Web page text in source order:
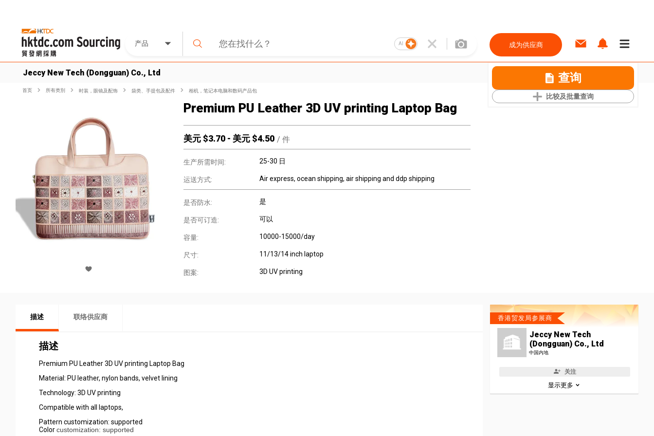
产品 AI 成为供应商
Jeccy New Tech (Dongguan) Co., Ltd 查询
比较及批量查询
首页 所有类別 时装，眼镜及配饰 袋类、手提包及配件 相机，笔记本电脑和数码产品包
Premium PU Leather 3D UV printing Laptop Bag
美元 $3.70 - 美元 $4.50 / 件
生产所需时间: 25-30 日
运送方式: Air express, ocean shipping, air shipping and ddp shipping
是否防水: 是
是否可订造: 可以
容量: 10000-15000/day
尺寸: 11/13/14 inch laptop
图案: 3D UV printing
描述 联络供应商
描述
Premium PU Leather 3D UV printing Laptop Bag
Material: PU leather, nylon bands, velvet lining
Technology: 3D UV printing
Compatible with all laptops,
Pattern customization: supported
Colorcustomization: supported
香港贸发局参展商
Jeccy New Tech
(Dongguan) Co., Ltd
中国内地
关注
显示更多